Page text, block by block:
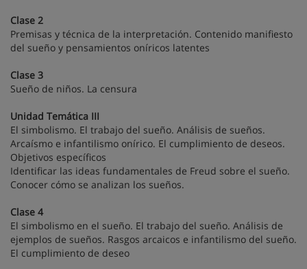
Clase 2
Premisas y técnica de la interpretación. Contenido manifiesto
del sueño y pensamientos oníricos latentes
Clase 3
Sueño de niños. La censura
Unidad Temática III
El simbolismo. El trabajo del sueño. Análisis de sueños.
Arcaísmo e infantilismo onírico. El cumplimiento de deseos.
Objetivos específicos
Identificar las ideas fundamentales de Freud sobre el sueño.
Conocer cómo se analizan los sueños.
Clase 4
El simbolismo en el sueño. El trabajo del sueño. Análisis de
ejemplos de sueños. Rasgos arcaicos e infantilismo del sueño.
El cumplimiento de deseo